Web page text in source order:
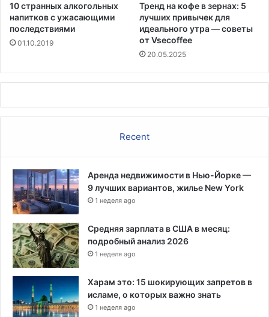
10 странных алкогольных
напитков с ужасающими
последствиями
01.10.2019
Тренд на кофе в зернах: 5
лучших привычек для
идеального утра — советы
от Vsecoffee
20.05.2025
Recent
Аренда недвижимости в Нью-Йорке —
9 лучших вариантов, жилье New York
1 неделя ago
Средняя зарплата в США в месяц:
подробный анализ 2026
1 неделя ago
Харам это: 15 шокирующих запретов в
исламе, о которых важно знать
1 неделя ago